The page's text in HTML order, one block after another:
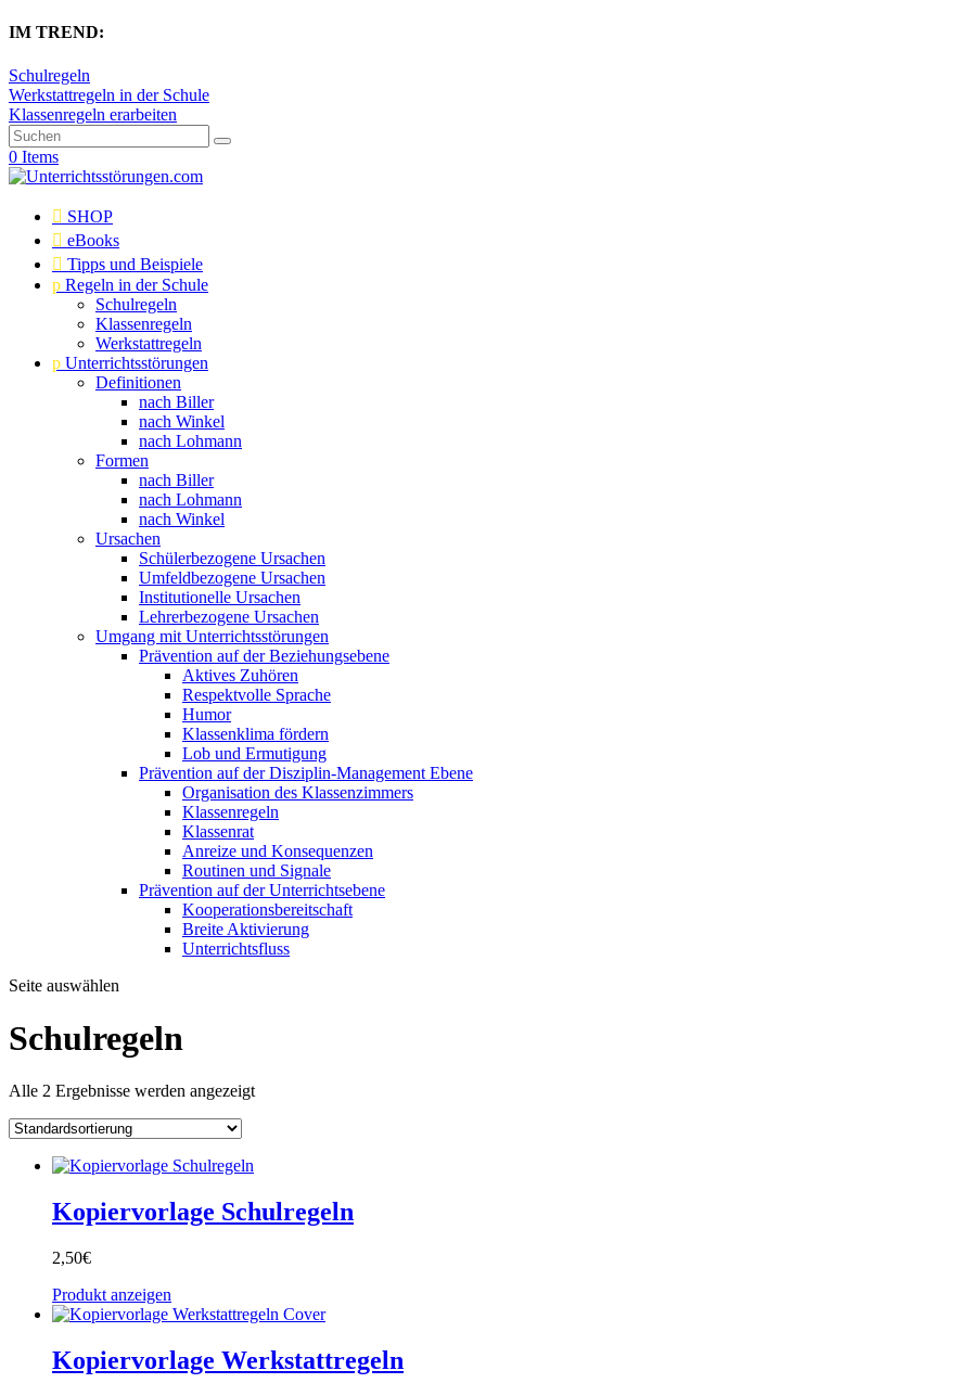
IM TREND:
Schulregeln
Werkstattregeln in der Schule
Klassenregeln erarbeiten
0 Items
 SHOP
 eBooks
 Tipps und Beispiele
p Regeln in der Schule
Schulregeln
Klassenregeln
Werkstattregeln
p Unterrichtsstörungen
Definitionen
nach Biller
nach Winkel
nach Lohmann
Formen
nach Biller
nach Lohmann
nach Winkel
Ursachen
Schülerbezogene Ursachen
Umfeldbezogene Ursachen
Institutionelle Ursachen
Lehrerbezogene Ursachen
Umgang mit Unterrichtsstörungen
Prävention auf der Beziehungsebene
Aktives Zuhören
Respektvolle Sprache
Humor
Klassenklima fördern
Lob und Ermutigung
Prävention auf der Disziplin-Management Ebene
Organisation des Klassenzimmers
Klassenregeln
Klassenrat
Anreize und Konsequenzen
Routinen und Signale
Prävention auf der Unterrichtsebene
Kooperationsbereitschaft
Breite Aktivierung
Unterrichtsfluss
Seite auswählen
Schulregeln
Alle 2 Ergebnisse werden angezeigt
Kopiervorlage Schulregeln
2,50€
Produkt anzeigen
Kopiervorlage Werkstattregeln